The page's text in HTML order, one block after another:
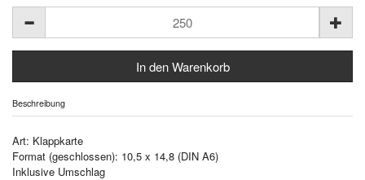
Beschreibung
Art: Klappkarte
Format (geschlossen): 10,5 x 14,8 (DIN A6)
Inklusive Umschlag